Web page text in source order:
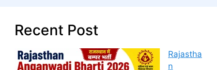
Recent Post
Rajastha
n